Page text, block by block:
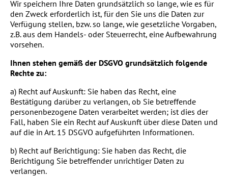
Wir speichern Ihre Daten grundsätzlich so lange, wie es für
den Zweck erforderlich ist, für den Sie uns die Daten zur
Verfügung stellen, bzw. so lange, wie gesetzliche Vorgaben,
z.B. aus dem Handels- oder Steuerrecht, eine Aufbewahrung
vorsehen.
Ihnen stehen gemäß der DSGVO grundsätzlich folgende
Rechte zu:
a) Recht auf Auskunft: Sie haben das Recht, eine
Bestätigung darüber zu verlangen, ob Sie betreffende
personenbezogene Daten verarbeitet werden; ist dies der
Fall, haben Sie ein Recht auf Auskunft über diese Daten und
auf die in Art. 15 DSGVO aufgeführten Informationen.
b) Recht auf Berichtigung: Sie haben das Recht, die
Berichtigung Sie betreffender unrichtiger Daten zu
verlangen.